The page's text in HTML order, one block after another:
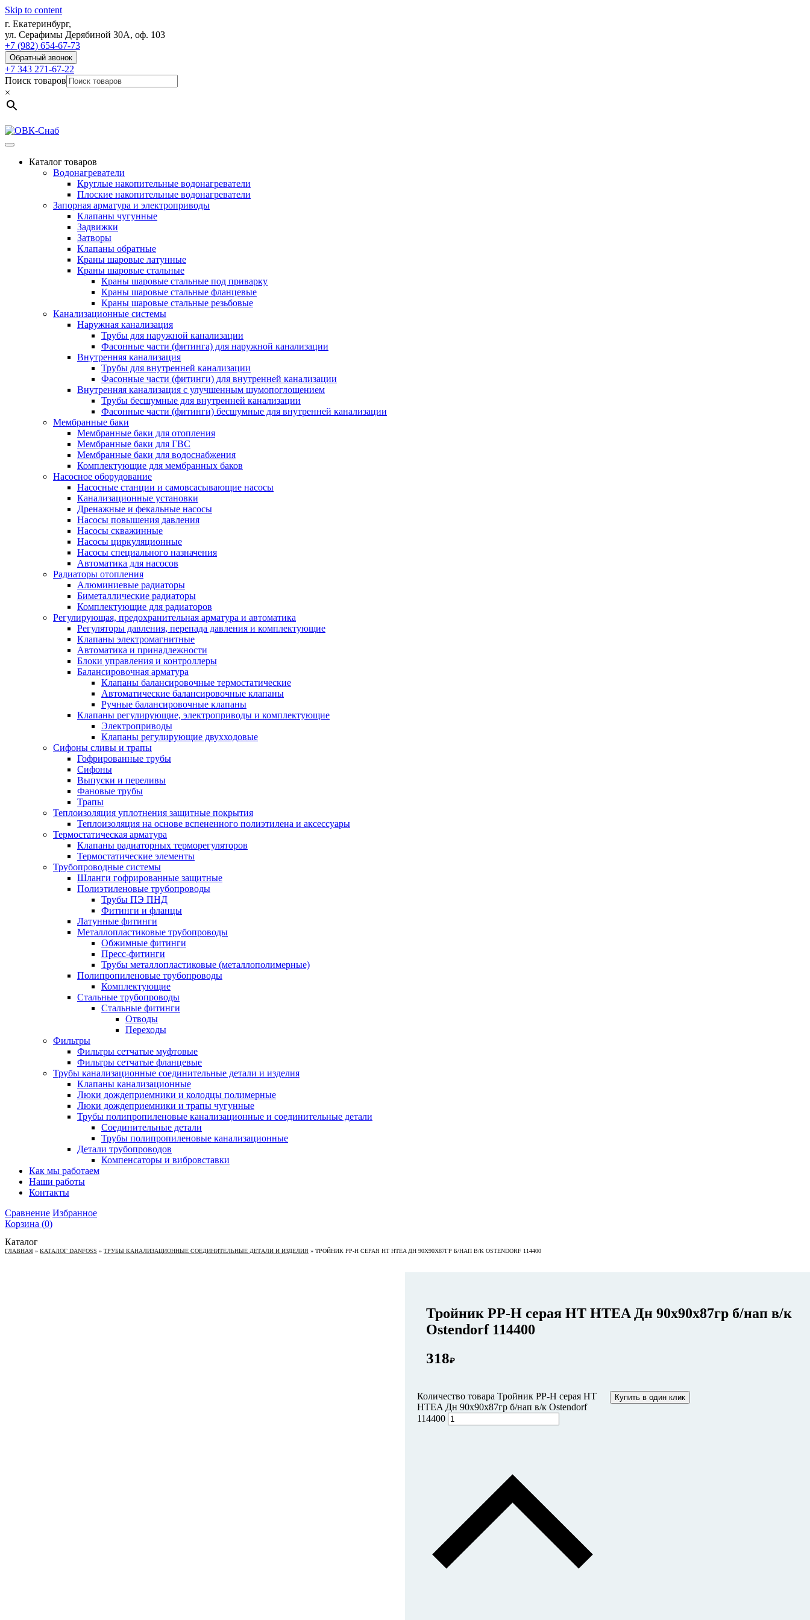
Skip to content
г. Екатеринбург,
ул. Серафимы Дерябиной 30А, оф. 103
+7 (982) 654-67-73
Обратный звонок
+7 343 271-67-22
Поиск товаров
×
Каталог товаров
Водонагреватели
Круглые накопительные водонагреватели
Плоские накопительные водонагреватели
Запорная арматура и электроприводы
Клапаны чугунные
Задвижки
Затворы
Клапаны обратные
Краны шаровые латунные
Краны шаровые стальные
Краны шаровые стальные под приварку
Краны шаровые стальные фланцевые
Краны шаровые стальные резьбовые
Канализационные системы
Наружная канализация
Трубы для наружной канализации
Фасонные части (фитинга) для наружной канализации
Внутренняя канализация
Трубы для внутренней канализации
Фасонные части (фитинги) для внутренней канализации
Внутренняя канализация с улучшенным шумопоглощением
Трубы бесшумные для внутренней канализации
Фасонные части (фитинги) бесшумные для внутренней канализации
Мембранные баки
Мембранные баки для отопления
Мембранные баки для ГВС
Мембранные баки для водоснабжения
Комплектующие для мембранных баков
Насосное оборудование
Насосные станции и самовсасывающие насосы
Канализационные установки
Дренажные и фекальные насосы
Насосы повышения давления
Насосы скважинные
Насосы циркуляционные
Насосы специального назначения
Автоматика для насосов
Радиаторы отопления
Алюминиевые радиаторы
Биметаллические радиаторы
Комплектующие для радиаторов
Регулирующая, предохранительная арматура и автоматика
Регуляторы давления, перепада давления и комплектующие
Клапаны электромагнитные
Автоматика и принадлежности
Блоки управления и контроллеры
Балансировочная арматура
Клапаны балансировочные термостатические
Автоматические балансировочные клапаны
Ручные балансировочные клапаны
Клапаны регулирующие, электроприводы и комплектующие
Электроприводы
Клапаны регулирующие двухходовые
Сифоны сливы и трапы
Гофрированные трубы
Сифоны
Выпуски и переливы
Фановые трубы
Трапы
Теплоизоляция уплотнения защитные покрытия
Теплоизоляция на основе вспененного полиэтилена и аксессуары
Термостатическая арматура
Клапаны радиаторных терморегуляторов
Термостатические элементы
Трубопроводные системы
Шланги гофрированные защитные
Полиэтиленовые трубопроводы
Трубы ПЭ ПНД
Фитинги и фланцы
Латунные фитинги
Металлопластиковые трубопроводы
Обжимные фитинги
Пресс-фитинги
Трубы металлопластиковые (металлополимерные)
Полипропиленовые трубопроводы
Комплектующие
Стальные трубопроводы
Стальные фитинги
Отводы
Переходы
Фильтры
Фильтры сетчатые муфтовые
Фильтры сетчатые фланцевые
Трубы канализационные соединительные детали и изделия
Клапаны канализационные
Люки дождеприемники и колодцы полимерные
Люки дождеприемники и трапы чугунные
Трубы полипропиленовые канализационные и соединительные детали
Соединительные детали
Трубы полипропиленовые канализационные
Детали трубопроводов
Компенсаторы и вибровставки
Как мы работаем
Наши работы
Контакты
Сравнение Избранное
Корзина (0)
Каталог
ГЛАВНАЯ » КАТАЛОГ DANFOSS » ТРУБЫ КАНАЛИЗАЦИОННЫЕ СОЕДИНИТЕЛЬНЫЕ ДЕТАЛИ И ИЗДЕЛИЯ » ТРОЙНИК PP-H СЕРАЯ HT HTEA ДН 90Х90Х87ГР Б/НАП В/К OSTENDORF 114400
Тройник PP-H серая HT HTEA Дн 90х90х87гр б/нап в/к
Ostendorf 114400
318₽
Количество товара Тройник PP-H серая HT
HTEA Дн 90х90х87гр б/нап в/к Ostendorf
114400
Купить в один клик